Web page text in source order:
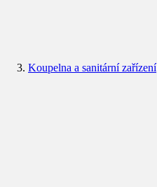
Koupelna a sanitární zařízení